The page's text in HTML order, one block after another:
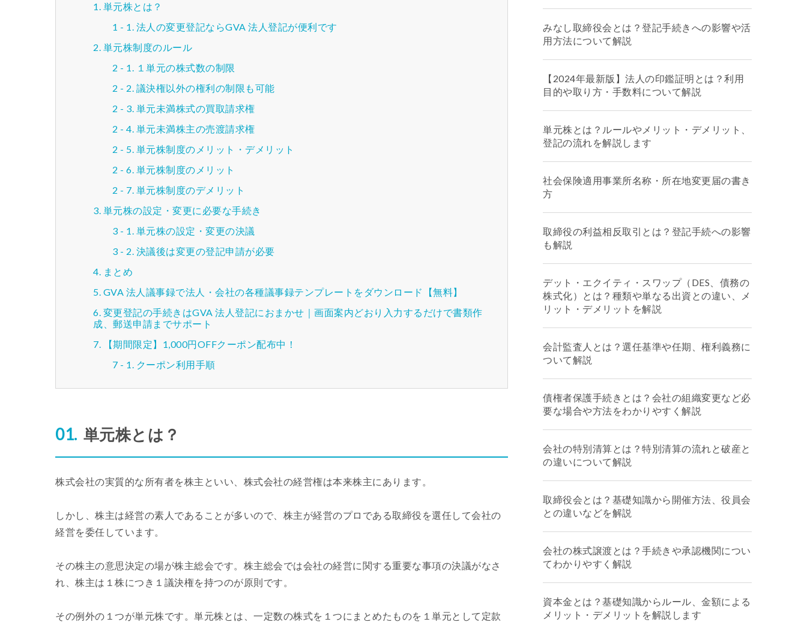
単元株とは？
法人の変更登記ならGVA 法人登記が便利です
単元株制度のルール
１単元の株式数の制限
議決権以外の権利の制限も可能
単元未満株式の買取請求権
単元未満株主の売渡請求権
単元株制度のメリット・デメリット
単元株制度のメリット
単元株制度のデメリット
単元株の設定・変更に必要な手続き
単元株の設定・変更の決議
決議後は変更の登記申請が必要
まとめ
GVA 法人議事録で法人・会社の各種議事録テンプレートをダウンロード【無料】
変更登記の手続きはGVA 法人登記におまかせ｜画面案内どおり入力するだけで書類作
成、郵送申請までサポート
【期間限定】1,000円OFFクーポン配布中！
クーポン利用手順
単元株とは？
株式会社の実質的な所有者を株主といい、株式会社の経営権は本来株主にあります。
しかし、株主は経営の素人であることが多いので、株主が経営のプロである取締役を選任して会社の
経営を委任しています。
その株主の意思決定の場が株主総会です。株主総会では会社の経営に関する重要な事項の決議がなさ
れ、株主は１株につき１議決権を持つのが原則です。
その例外の１つが単元株です。単元株とは、一定数の株式を１つにまとめたものを１単元として定款
みなし取締役会とは？登記手続きへの影響や活
用方法について解説
【2024年最新版】法人の印鑑証明とは？利用
目的や取り方・手数料について解説
単元株とは？ルールやメリット・デメリット、
登記の流れを解説します
社会保険適用事業所名称・所在地変更届の書き
方
取締役の利益相反取引とは？登記手続への影響
も解説
デット・エクイティ・スワップ（DES、債務の
株式化）とは？種類や単なる出資との違い、メ
リット・デメリットを解説
会計監査人とは？選任基準や任期、権利義務に
ついて解説
債権者保護手続きとは？会社の組織変更など必
要な場合や方法をわかりやすく解説
会社の特別清算とは？特別清算の流れと破産と
の違いについて解説
取締役会とは？基礎知識から開催方法、役員会
との違いなどを解説
会社の株式譲渡とは？手続きや承認機関につい
てわかりやすく解説
資本金とは？基礎知識からルール、金額による
メリット・デメリットを解説します